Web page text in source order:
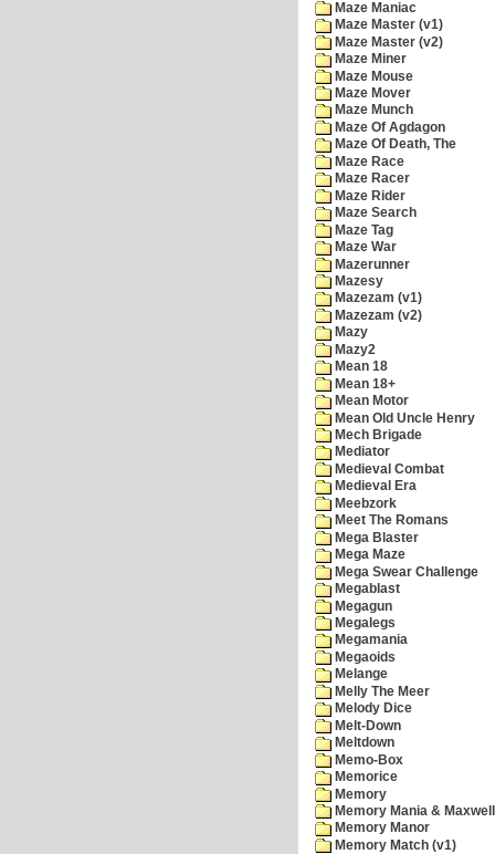
Maze Maniac
Maze Master (v1)
Maze Master (v2)
Maze Miner
Maze Mouse
Maze Mover
Maze Munch
Maze Of Agdagon
Maze Of Death, The
Maze Race
Maze Racer
Maze Rider
Maze Search
Maze Tag
Maze War
Mazerunner
Mazesy
Mazezam (v1)
Mazezam (v2)
Mazy
Mazy2
Mean 18
Mean 18+
Mean Motor
Mean Old Uncle Henry
Mech Brigade
Mediator
Medieval Combat
Medieval Era
Meebzork
Meet The Romans
Mega Blaster
Mega Maze
Mega Swear Challenge
Megablast
Megagun
Megalegs
Megamania
Megaoids
Melange
Melly The Meer
Melody Dice
Melt-Down
Meltdown
Memo-Box
Memorice
Memory
Memory Mania &
Memory Manor
Memory Match (v1)